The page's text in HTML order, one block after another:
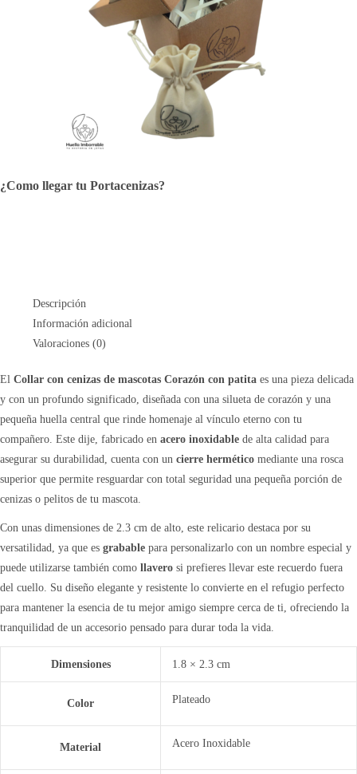
¿Como llegar tu Portacenizas?
Descripción
Información adicional
Valoraciones (0)
El Collar con cenizas de mascotas Corazón con patita es una pieza delicada
y con un profundo significado, diseñada con una silueta de corazón y una
pequeña huella central que rinde homenaje al vínculo eterno con tu
compañero. Este dije, fabricado en acero inoxidable de alta calidad para
asegurar su durabilidad, cuenta con un cierre hermético mediante una rosca
superior que permite resguardar con total seguridad una pequeña porción de
cenizas o pelitos de tu mascota.
Con unas dimensiones de 2.3 cm de alto, este relicario destaca por su
versatilidad, ya que es grabable para personalizarlo con un nombre especial y
puede utilizarse también como llavero si prefieres llevar este recuerdo fuera
del cuello. Su diseño elegante y resistente lo convierte en el refugio perfecto
para mantener la esencia de tu mejor amigo siempre cerca de ti, ofreciendo la
tranquilidad de un accesorio pensado para durar toda la vida.
Dimensiones 1.8 × 2.3 cm
Color Plateado
Material Acero Inoxidable